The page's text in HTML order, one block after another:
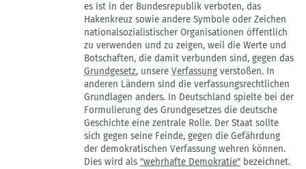
müssten
ja
auch
alle
von
Gast
es ist in der Bundesrepublik verboten, das
Hakenkreuz sowie andere Symbole oder Zeichen
nationalsozialistischer Organisationen öffentlich
zu verwenden und zu zeigen, weil die Werte und
Botschaften, die damit verbunden sind, gegen das
Grundgesetz, unsere Verfassung verstoßen. In
anderen Ländern sind die verfassungsrechtlichen
Grundlagen anders. In Deutschland spielte bei der
Formulierung des Grundgesetzes die deutsche
Geschichte eine zentrale Rolle. Der Staat sollte
sich gegen seine Feinde, gegen die Gefährdung
der demokratischen Verfassung wehren können.
Dies wird als "wehrhafte Demokratie" bezeichnet.